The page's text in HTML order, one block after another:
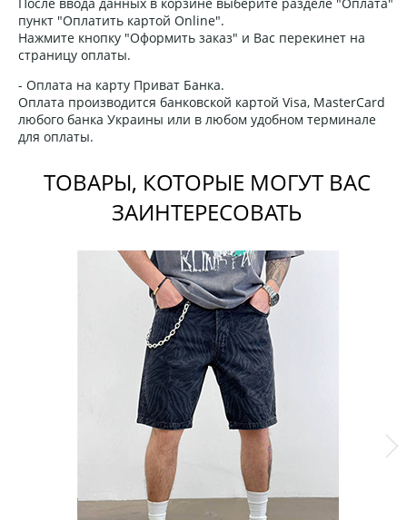
пункт "Оплатить картой Online".
Нажмите кнопку "Оформить заказ" и Вас перекинет на
страницу оплаты.
- Оплата на карту Приват Банка.
Оплата производится банковской картой Visa, MasterCard
любого банка Украины или в любом удобном терминале
для оплаты.
ТОВАРЫ, КОТОРЫЕ МОГУТ ВАС
ЗАИНТЕРЕСОВАТЬ